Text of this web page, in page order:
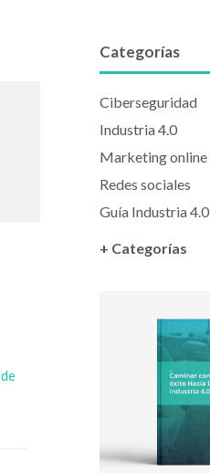
Categorías
Ciberseguridad
Industria 4.0
Marketing online
Redes sociales
Guía Industria 4.0
+ Categorías